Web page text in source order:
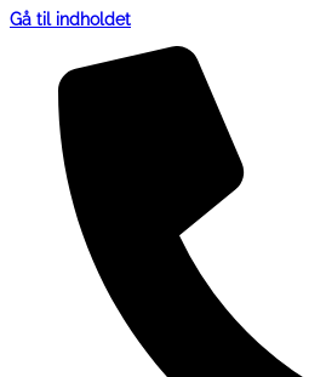
Gå til indholdet